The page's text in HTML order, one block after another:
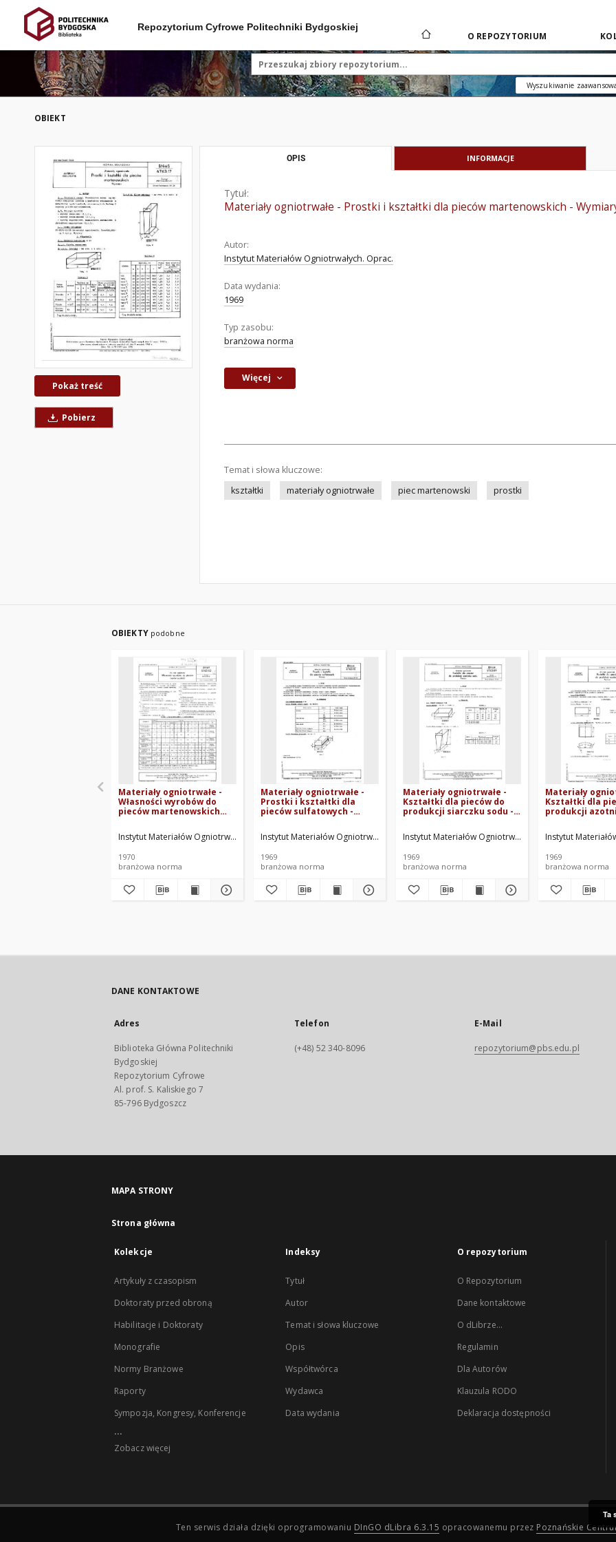
Repozytorium Cyfrowe Politechniki Bydgoskiej
O REPOZYTORIUM
Wyszukiwanie
OBIEKT
Pokaż treść
Pobierz
OPIS INFORMACJE
Tytuł:
Materiały ogniotrwałe - Prostki i kształtki dla pieców martenowskich -
Autor:
Instytut Materiałów Ogniotrwałych. Oprac.
Data wydania:
1969
Typ zasobu:
branżowa norma
Więcej
Temat i słowa kluczowe:
kształtki
materiały ogniotrwałe piec martenowski prostki
OBIEKTY podobne
Materiały ogniotrwałe -
Własności wyrobów do
pieców martenowskich
Instytut Materiałów Ogniotrwałych. Oprac.
1970
branżowa norma
Materiały ogniotrwałe -
Prostki i kształtki dla
pieców sulfatowych -
Instytut Materiałów Ogniotrwałych. Oprac.
1969
branżowa norma
Materiały ogniotrwałe -
Kształtki dla pieców do
produkcji siarczku sodu -
Instytut Materiałów Ogniotrwałych. Oprac.
1969
branżowa norma
Materiały
Kształtki dla
produkcji
Instytut
1969
branżowa norma
DANE KONTAKTOWE
Adres
Biblioteka Główna Politechniki
Bydgoskiej
Repozytorium Cyfrowe
Al. prof. S. Kaliskiego 7
85-796 Bydgoszcz
Telefon
(+48) 52 340-8096
E-Mail
repozytorium@pbs.edu.pl
MAPA STRONY
Strona główna
Kolekcje
Artykuły z czasopism
Doktoraty przed obroną
Habilitacje i Doktoraty
Monografie
Normy Branżowe
Raporty
Sympozja, Kongresy, Konferencje
...
Zobacz więcej
Indeksy
Tytuł
Autor
Temat i słowa kluczowe
Opis
Współtwórca
Wydawca
Data wydania
O repozytorium
O Repozytorium
Dane kontaktowe
O dLibrze...
Regulamin
Dla Autorów
Klauzula RODO
Deklaracja dostępności
Ten serwis działa dzięki oprogramowaniu DInGO dLibra 6.3.15 opracowanemu przez Poznańskie
Ta